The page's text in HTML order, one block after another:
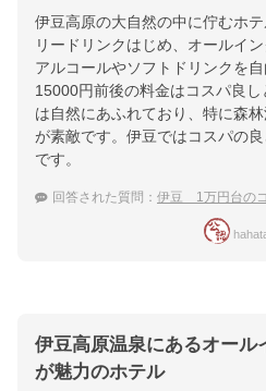
伊豆高原の大自然の中に佇むホ
リードリンクはじめ、オールイ
アルコールやソフトドリンクを
15000円前後の料金はコスパ良
は自然にあふれており、特に森
が素敵です。伊豆ではコスパの
です。
回答された質問： 伊豆 1万円台のコスパ
伊豆高原温泉にあるオール
が魅力のホテル